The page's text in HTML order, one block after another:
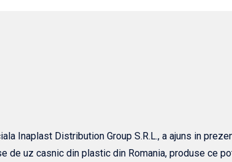
Inaplast Distribution Group S.R.L., a ajuns in
de uz casnic din plastic din Romania, produse ce